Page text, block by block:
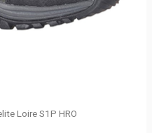
Loire S1P HRO